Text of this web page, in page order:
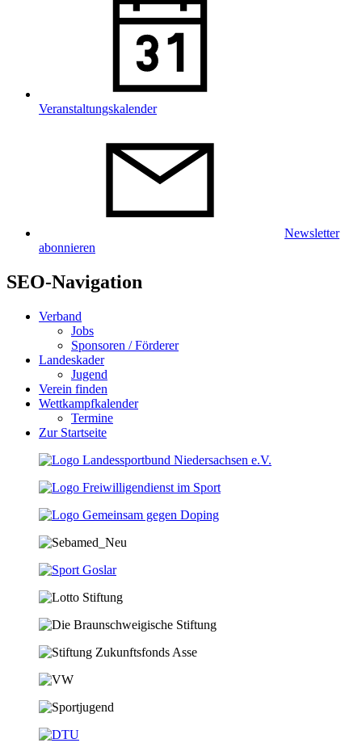
Veranstaltungskalender
Newsletter
abonnieren
SEO-Navigation
Verband
Jobs
Sponsoren / Förderer
Landeskader
Jugend
Verein finden
Wettkampfkalender
Termine
Zur Startseite